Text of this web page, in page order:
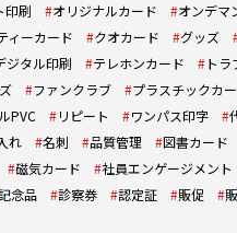
印刷 オリジナルカード オンデマ
ィーカード クオカード グッズ
ジタル印刷 テレホンカード トラ
ファンクラブ プラスチックカ
PVC リピート ワンパス印字
れ 名刺 品質管理 図書カード
磁気カード 社員エンゲージメント
念品 診察券 認定証 販促